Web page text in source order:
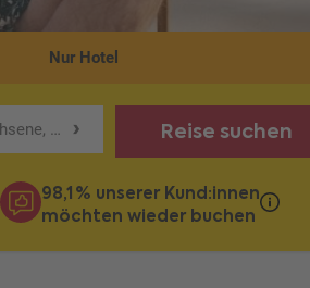
Nur Hotel
0 Kinder Reise suchen
98,1 % unserer Kund:innen
möchten wieder buchen